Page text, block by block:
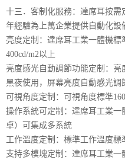
十三．客制化服務：達席耳按
年經驗為上萬企業提供自動化設
亮度定制：達席耳工業一體機標
400cd/m2以上
亮度感光自動調節功能定制：
黑夜使用，屏幕亮度自動感光調
可視角度定制：可視角度標準
操作系統可定制：達席耳工業一
卓）可集成多系統
工作溫度定制：標準工作溫度標
支持多模塊定制：達席耳工業一